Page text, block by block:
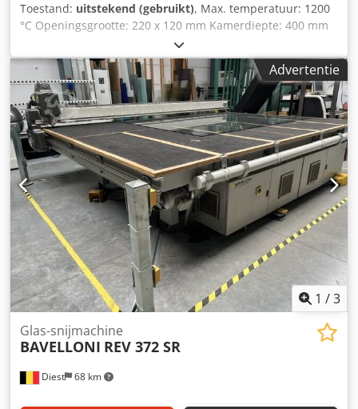
Toestand: uitstekend (gebruikt), Max. temperatuur: 1200
°C Openingsgrootte: 220 x 120 mm Kamerdiepte: 400 mm
Benodigde ruimte: ca. 1,4 x 1,2 x 1,6 m Deze hardingsoven
verkeert in goede staat, is direct beschikbaar en kan bij de
aanbieder onder spanning worden bezichtigd.
BESCHRIJVING: Dkjdpfx Aoxcbldjbnjr Benaming:
Hardingsoven Wilhelm Alte-Plettenberg Type: SB105-1
Kamerafmetingen: 220(B) x 400(D) x 120(H) mm, afhankelijk
van de bekleding groter Aansluitvermogen: 3x25A / 380V
Overig: • 3 verwarmingscircuits, 6 kW • Digitale
temperatuurregeling en tijdschakelklok •
Temperatuurbereik tot 1200 °C Afmetingen: 1,35m
(breedte) x 1,2m (diepte) x 1,6m (hoogte)
Advertentie
1 /3
Diest 68 km
Glas-snijmachine
BAVELLONI REV 372 SR